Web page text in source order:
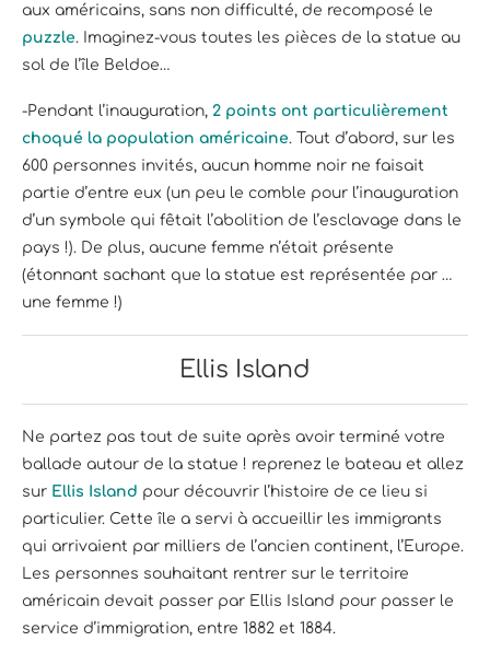
aux américains, sans non difficulté, de recomposé le
puzzle. Imaginez-vous toutes les pièces de la statue au
sol de l’île Beldoe…
-Pendant l’inauguration, 2 points ont particulièrement
choqué la population américaine. Tout d’abord, sur les
600 personnes invités, aucun homme noir ne faisait
partie d’entre eux (un peu le comble pour l’inauguration
d’un symbole qui fêtait l’abolition de l’esclavage dans le
pays !). De plus, aucune femme n’était présente
(étonnant sachant que la statue est représentée par …
une femme !)
Ellis Island
Ne partez pas tout de suite après avoir terminé votre
ballade autour de la statue ! reprenez le bateau et allez
sur Ellis Island pour découvrir l’histoire de ce lieu si
particulier. Cette île a servi à accueillir les immigrants
qui arrivaient par milliers de l’ancien continent, l’Europe.
Les personnes souhaitant rentrer sur le territoire
américain devait passer par Ellis Island pour passer le
service d’immigration, entre 1882 et 1884.